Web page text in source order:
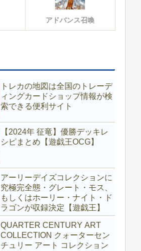
アドバンス召喚
トレカの地図は全国のトレーデ
ィングカードショップ情報が検
索できる便利サイト
【2024年 征竜】優勝デッキレ
シピまとめ【遊戯王OCG】
アーリーデイズコレクションに
究極完全態・グレート・モス、
もしくはホーリー・ナイト・ド
ラゴンが収録決定【遊戯王】
QUARTER CENTURY ART
COLLECTION クォーターセン
チュリー アート コレクション